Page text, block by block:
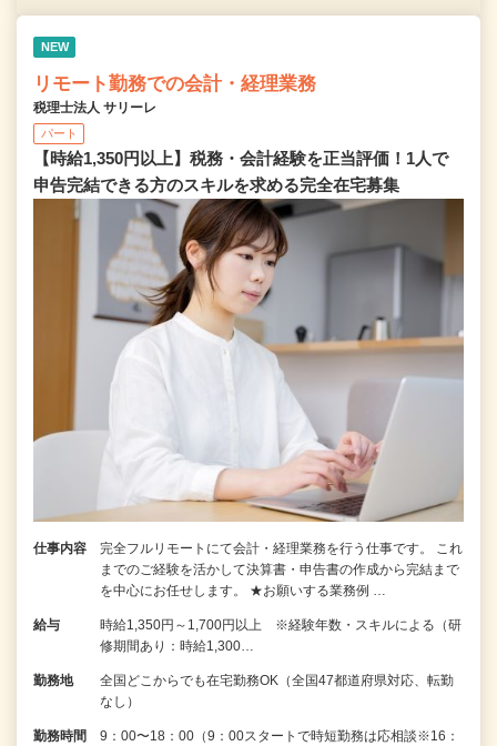
NEW
リモート勤務での会計・経理業務
税理士法人 サリーレ
パート
【時給1,350円以上】税務・会計経験を正当評価！1⼈で
申告完結できる⽅のスキルを求める完全在宅募集
仕事内容
完全フルリモートにて会計・経理業務を行う仕事です。 これ
までのご経験を活かして決算書・申告書の作成から完結まで
を中⼼にお任せします。 ★お願いする業務例 …
給与
時給1,350円～1,700円以上 ※経験年数・スキルによる（研
修期間あり：時給1,300…
勤務地
全国どこからでも在宅勤務OK（全国47都道府県対応、転勤
なし）
勤務時間
9：00〜18：00（9：00スタートで時短勤務は応相談※16：